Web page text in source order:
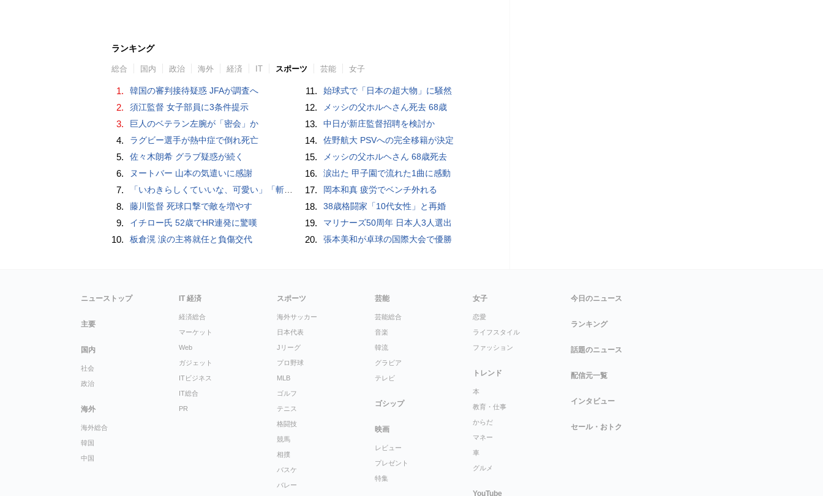
ランキング
総合 国内 政治 海外 経済 IT スポーツ 芸能 女子
1. 韓国の審判接待疑惑 JFAが調査へ
2. 須江監督 女子部員に3条件提示
3. 巨人のベテラン左腕が「密会」か
4. ラグビー選手が熱中症で倒れ死亡
5. 佐々木朗希 グラブ疑惑が続く
6. ヌートバー 山本の気遣いに感謝
7. 「いわきらしくていいな、可愛い」「斬新」初出場初勝利の東日本国際大昌平、アルプス彩ったフラダンス部の応援に反響 部員は感無量「夢を見ているよう」
8. 藤川監督 死球口撃で敵を増やす
9. イチロー氏 52歳でHR連発に驚嘆
10. 板倉滉 涙の主将就任と負傷交代
11. 始球式で「日本の超大物」に騒然
12. メッシの父ホルヘさん死去 68歳
13. 中日が新庄監督招聘を検討か
14. 佐野航大 PSVへの完全移籍が決定
15. メッシの父ホルヘさん 68歳死去
16. 涙出た 甲子園で流れた1曲に感動
17. 岡本和真 疲労でベンチ外れる
18. 38歳格闘家「10代女性」と再婚
19. マリナーズ50周年 日本人3人選出
20. 張本美和が卓球の国際大会で優勝
ニューストップ
主要
国内
社会
政治
海外
海外総合
韓国
中国
IT 経済
経済総合
マーケット
Web
ガジェット
ITビジネス
IT総合
PR
スポーツ
海外サッカー
日本代表
Jリーグ
プロ野球
MLB
ゴルフ
テニス
格闘技
競馬
相撲
バスケ
バレー
芸能
芸能総合
音楽
韓流
グラビア
テレビ
ゴシップ
映画
レビュー
プレゼント
特集
女子
恋愛
ライフスタイル
ファッション
トレンド
本
教育・仕事
からだ
マネー
車
グルメ
YouTube
今日のニュース
ランキング
話題のニュース
配信元一覧
インタビュー
セール・おトク